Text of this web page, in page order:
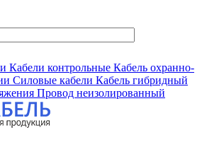
Кабели контрольные Кабель охранно-
Силовые кабели Кабель гибридный
Провод неизолированный